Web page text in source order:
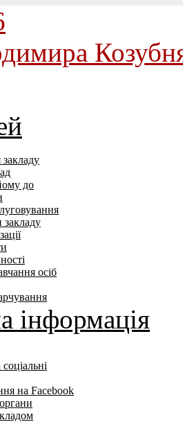
закладу
до
осіб
інформація
на Facebook